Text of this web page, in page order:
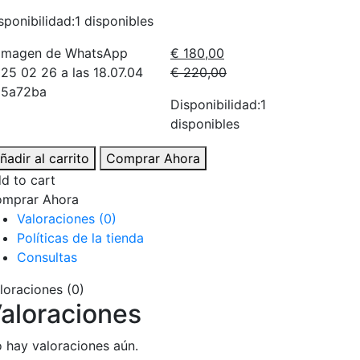
1 disponibles
€ 180,00
El
actual
es:
€ 180,00.
€220,00El
original
era:
Disponibilidad:1
disponibles
al carrito
Comprar Ahora
to cart
Ahora
Valoraciones (0)
Políticas de la tienda
Consultas
(0)
hay valoraciones aún.